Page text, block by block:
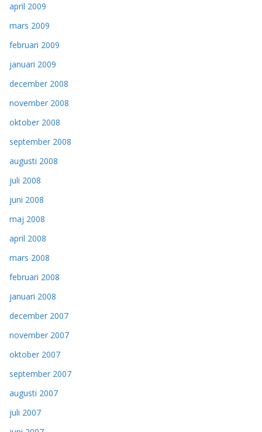
april 2009
mars 2009
februari 2009
januari 2009
december 2008
november 2008
oktober 2008
september 2008
augusti 2008
juli 2008
juni 2008
maj 2008
april 2008
mars 2008
februari 2008
januari 2008
december 2007
november 2007
oktober 2007
september 2007
augusti 2007
juli 2007